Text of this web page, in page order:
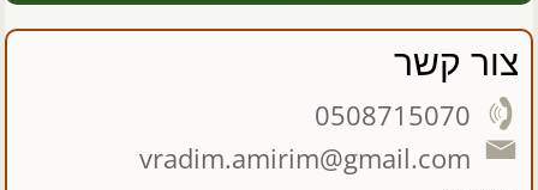
צור קשר
0508715070
vradim.amirim@gmail.com